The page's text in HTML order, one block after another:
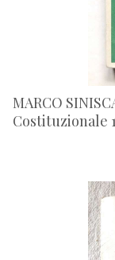
MARCO
Costituzionale